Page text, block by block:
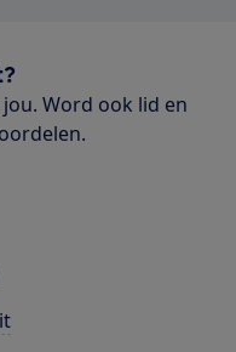
Word ook lid en